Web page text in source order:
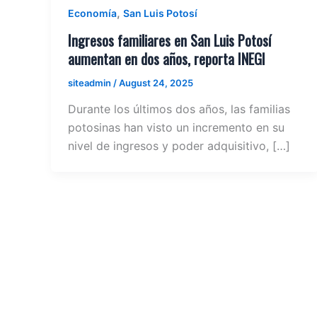
Economía, San Luis Potosí
Ingresos familiares en San Luis Potosí
aumentan en dos años, reporta INEGI
siteadmin /August 24, 2025
Durante los últimos dos años, las familias
potosinas han visto un incremento en su
nivel de ingresos y poder adquisitivo, […]